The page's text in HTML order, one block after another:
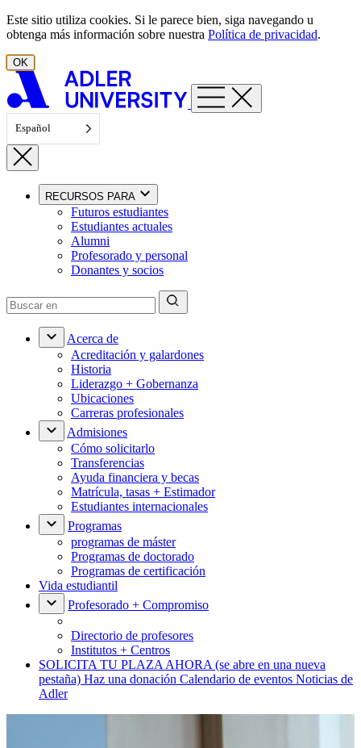
Ir al contenido
Este sitio utiliza cookies. Si le parece bien, siga navegando u
obtenga más información sobre nuestra Política de privacidad.
OK
Español
RECURSOS PARA
Futuros estudiantes
Estudiantes actuales
Alumni
Profesorado y personal
Donantes y socios
Acerca de
Acreditación y galardones
Historia
Liderazgo + Gobernanza
Ubicaciones
Carreras profesionales
Admisiones
Cómo solicitarlo
Transferencias
Ayuda financiera y becas
Matrícula, tasas + Estimador
Estudiantes internacionales
Programas
programas de máster
Programas de doctorado
Programas de certificación
Vida estudiantil
Profesorado + Compromiso
Directorio de profesores
Institutos + Centros
SOLICITA TU PLAZA AHORA (se abre en una nueva
pestaña) Haz una donación Calendario de eventos Noticias de
Adler